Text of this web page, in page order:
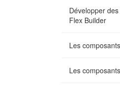
Développer
Flex Builder
Les
Les